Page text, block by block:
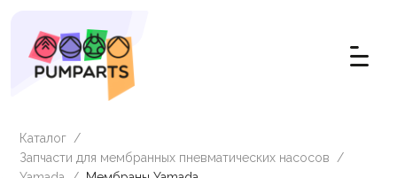
Каталог /
Запчасти для мембранных пневматических насосов
/